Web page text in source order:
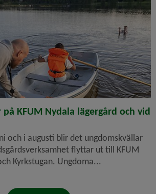
KFUM Nydala lägergård och vid
och i augusti blir det ungdomskvällar
flyttar ut till KFUM
Kyrkstugan. Ungdoma...